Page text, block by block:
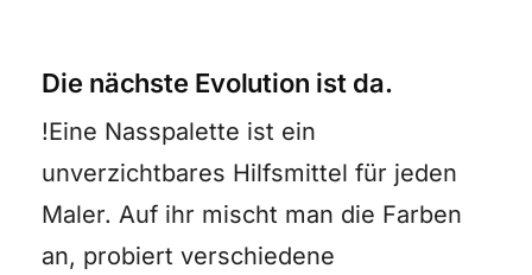
Die nächste Evolution ist da.
!Eine Nasspalette ist ein
unverzichtbares Hilfsmittel für jeden
Maler. Auf ihr mischt man die Farben
an, probiert verschiedene